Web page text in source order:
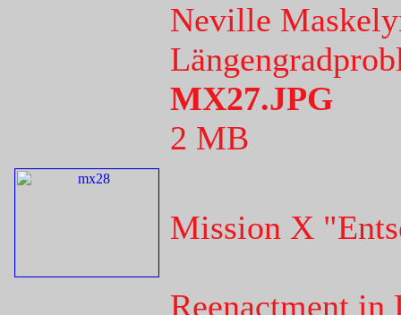
Neville
MX27.JPG
2 MB
Mission X
Reenactment in